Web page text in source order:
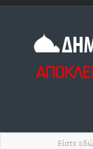
Είστε